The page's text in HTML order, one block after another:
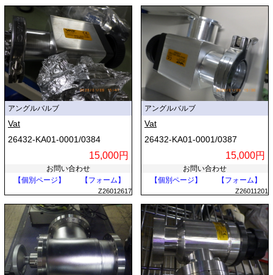
アングルバルブ
Vat
26432-KA01-0001/0384
15,000円
お問い合わせ
【個別ページ】
【フォーム】
Z26012617
アングルバルブ
Vat
26432-KA01-0001/0387
15,000円
お問い合わせ
【個別ページ】
【フォーム】
Z26011201